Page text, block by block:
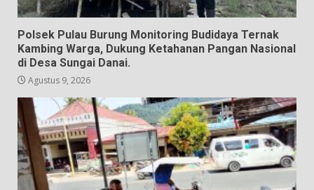
Polsek Pulau Burung Monitoring Budidaya Ternak
Kambing Warga, Dukung Ketahanan Pangan Nasional
di Desa Sungai Danai.
Agustus 9, 2026